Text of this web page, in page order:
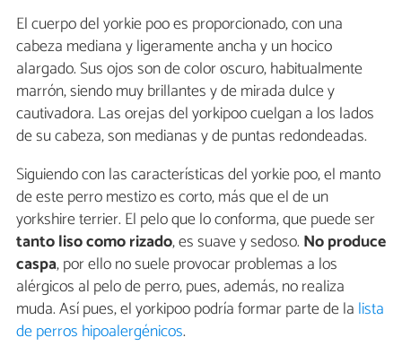
El cuerpo del yorkie poo es proporcionado, con una
cabeza mediana y ligeramente ancha y un hocico
alargado. Sus ojos son de color oscuro, habitualmente
marrón, siendo muy brillantes y de mirada dulce y
cautivadora. Las orejas del yorkipoo cuelgan a los lados
de su cabeza, son medianas y de puntas redondeadas.
Siguiendo con las características del yorkie poo, el manto
de este perro mestizo es corto, más que el de un
yorkshire terrier. El pelo que lo conforma, que puede ser
tanto liso como rizado, es suave y sedoso. No produce
caspa, por ello no suele provocar problemas a los
alérgicos al pelo de perro, pues, además, no realiza
muda. Así pues, el yorkipoo podría formar parte de la lista
de perros hipoalergénicos.